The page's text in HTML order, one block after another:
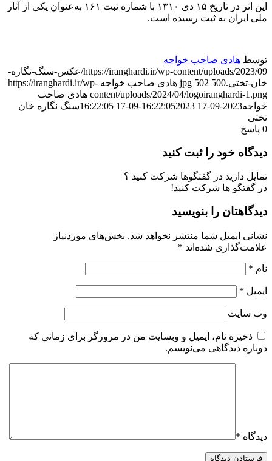
این اثر در تاریخ ۱۵ دی ۱۳۱۰ با شماره ثبت ۱۶۱ به‌عنوان یکی از آثار
ملی ایران به ثبت رسیده‌ است.
توسط هادی صاحب خواجه
https://iranghardi.ir/wp-content/uploads/2023/09/عکس-سنگ‌-نگاره-
خان‌-تختی.jpg
502 500 هادی صاحب خواجه https://iranghardi.ir/wp-
content/uploads/2024/04/logoiranghardi-1.png هادی صاحب
خواجه2023-09-17 16:22:05
2023-09-17 16:22:05
سنگ‌ نگاره خان‌
تختی
0 پاسخ
دیدگاه خود را ثبت کنید
تمایل دارید در گفتگوها شرکت کنید ؟
در گفتگو ها شرکت کنید!
دیدگاهتان را بنویسید
نشانی ایمیل شما منتشر نخواهد شد. بخش‌های موردنیاز
علامت‌گذاری شده‌اند *
نام *
ایمیل *
وب‌ سایت
ذخیره نام، ایمیل و وبسایت من در مرورگر برای زمانی که
دوباره دیدگاهی می‌نویسم.
دیدگاه *